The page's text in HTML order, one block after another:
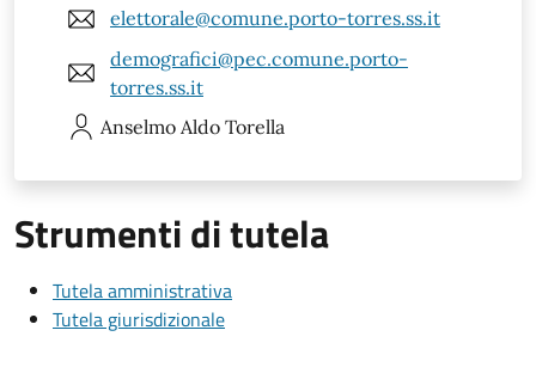
elettorale@comune.porto-torres.ss.it
demografici@pec.comune.porto-
torres.ss.it
Anselmo Aldo Torella
Strumenti di tutela
Tutela amministrativa
Tutela giurisdizionale